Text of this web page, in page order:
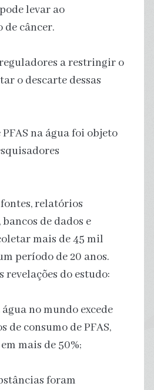
levar ao
de câncer.
a restringir o
o descarte dessas
na água foi objeto
relatórios
de dados e
mais de 45 mil
período de 20 anos.
revelações do estudo:
no mundo excede
de consumo de PFAS,
mais de 50%;
foram